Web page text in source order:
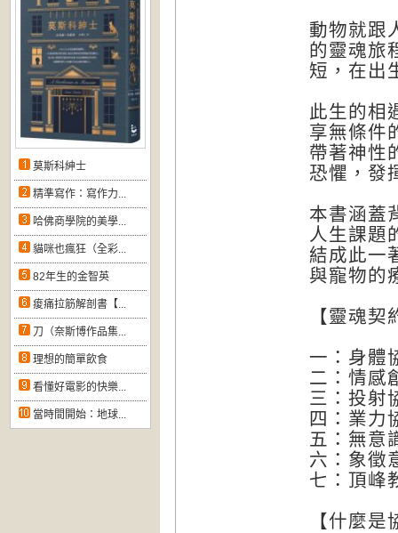
莫斯科紳士
精準寫作：寫作力...
哈佛商學院的美學...
貓咪也瘋狂（全彩...
82年生的金智英
痠痛拉筋解剖書【...
刀（奈斯博作品集...
理想的簡單飲食
看懂好電影的快樂...
當時間開始：地球...
動物就跟
的靈魂旅
短，在出
此生的相
享無條件
帶著神性
恐懼，發
本書涵蓋
人生課題
結成此一
與寵物的
【靈魂
一：身體
二：情感
三：投射
四：業力
五：無意
六：象徵
七：頂峰
【什麼